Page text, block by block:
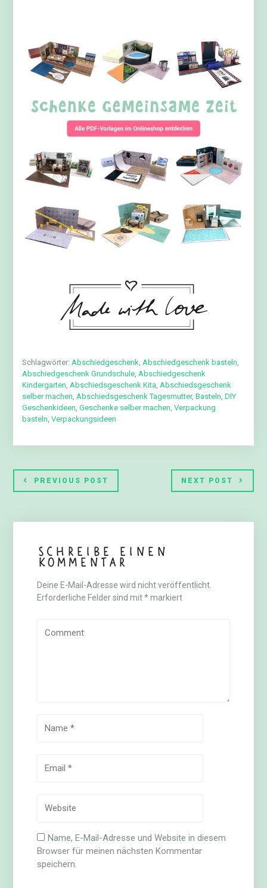
Schlagwörter:Abschiedgeschenk,Abschiedgeschenk basteln,
Abschiedgeschenk Grundschule,Abschiedgeschenk
Kindergarten,Abschiedsgeschenk Kita,Abschiedsgeschenk
selber machen,Abschiedsgeschenk Tagesmutter,Basteln,DIY
Geschenkideen,Geschenke selber machen,Verpackung
basteln,Verpackungsideen
PREVIOUS POST NEXT POST
Schreibe einen
Kommentar
Deine E-Mail-Adresse wird nicht veröffentlicht.
Erforderliche Felder sind mit*markiert
Name, E-Mail-Adresse und Website in diesem
Browser für meinen nächsten Kommentar
speichern.